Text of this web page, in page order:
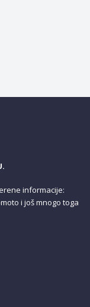
informacije:
i još mnogo toga